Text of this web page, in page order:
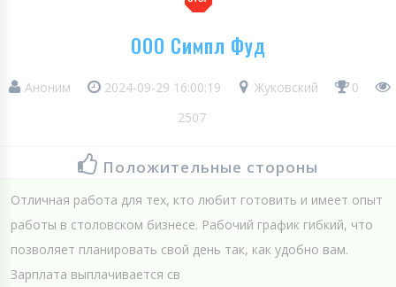
ООО Симпл Фуд
Аноним 2024-09-29 16:00:19 Жуковский
0
2507
Положительные стороны
Отличная работа для тех, кто любит готовить и имеет опыт
работы в столовском бизнесе. Рабочий график гибкий, что
позволяет планировать свой день так, как удобно вам.
Зарплата выплачивается св